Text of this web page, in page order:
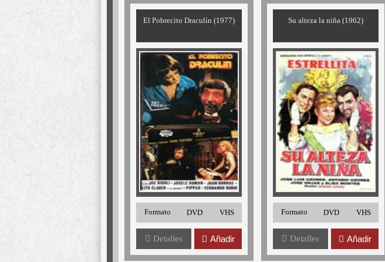
El Pobrecito Draculín (1977)
Formato DVD VHS
Detalles Añadir
Su alteza la niña (1962)
Formato DVD VHS
Detalles Añadir